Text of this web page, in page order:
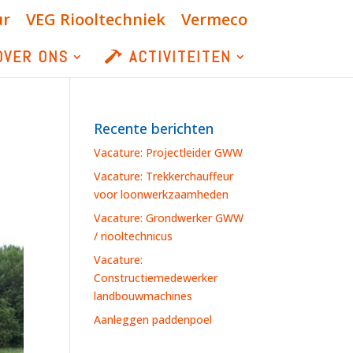
VEG Riooltechniek Vermeco
ONS ACTIVITEITEN
Recente berichten
Vacature: Projectleider GWW
Vacature: Trekkerchauffeur
voor loonwerkzaamheden
Vacature: Grondwerker GWW
/ riooltechnicus
Vacature:
Constructiemedewerker
landbouwmachines
Aanleggen paddenpoel